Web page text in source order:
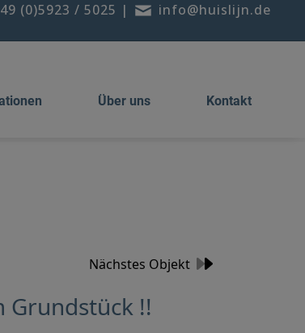
(0)5923 / 5025 | info@huislijn.de
Über uns Kontakt
Nächstes Objekt
!!